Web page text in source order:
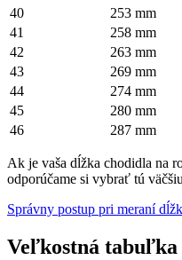
40
253 mm
41
258 mm
42
263 mm
43
269 mm
44
274 mm
45
280 mm
46
287 mm
Ak je vaša dĺžka chodidla na
odporúčame si vybrať tú
Správny postup pri meraní
Veľkostná tabuľka